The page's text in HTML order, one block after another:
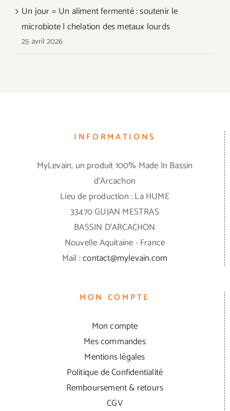
Un jour = Un aliment fermenté : soutenir le
microbiote | chelation des metaux lourds
25 avril 2026
INFORMATIONS
MyLevain, un produit 100% Made In Bassin
d'Arcachon
Lieu de production : La HUME
33470 GUJAN MESTRAS
BASSIN D'ARCACHON
Nouvelle Aquitaine - France
Mail :contact@mylevain.com
MON COMPTE
Mon compte
Mes commandes
Mentions légales
Politique de Confidentialité
Remboursement & retours
CGV